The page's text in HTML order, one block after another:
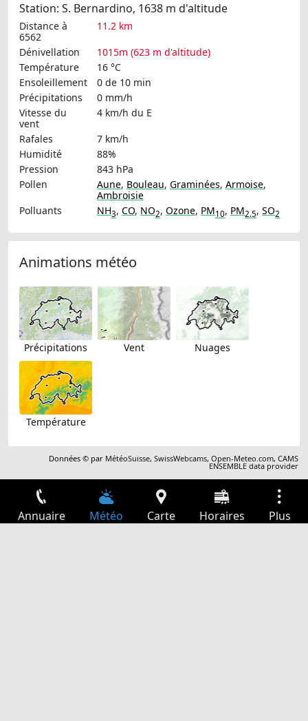
Station: S. Bernardino, 1638 m d'altitude
Distance à
6562
11.2 km
Dénivellation
1015m (623 m d'altitude)
Température
16 °C
Ensoleillement
0 de 10 min
Précipitations
0 mm/h
Vitesse du
vent
4 km/h du E
Rafales
7 km/h
Humidité
88%
Pression
843 hPa
Pollen
Aune, Bouleau, Graminées, Armoise,
Ambroisie
Polluants
NH3, CO, NO2, Ozone, PM10, PM2.5, SO2
Animations météo
Précipitations Vent Nuages
Température
Données © par MétéoSuisse,SwissWebcams,Open-Meteo.com,CAMS
ENSEMBLE data provider
Annuaire Météo Carte Horaires Plus